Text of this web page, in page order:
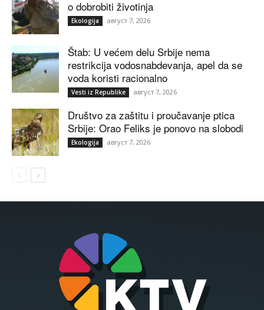
o dobrobiti životinja
Ekologija август 7, 2026
Štab: U većem delu Srbije nema
restrikcija vodosnabdevanja, apel da se
voda koristi racionalno
Vesti iz Republike август 7, 2026
Društvo za zaštitu i proučavanje ptica
Srbije: Orao Feliks je ponovo na slobodi
Ekologija август 7, 2026